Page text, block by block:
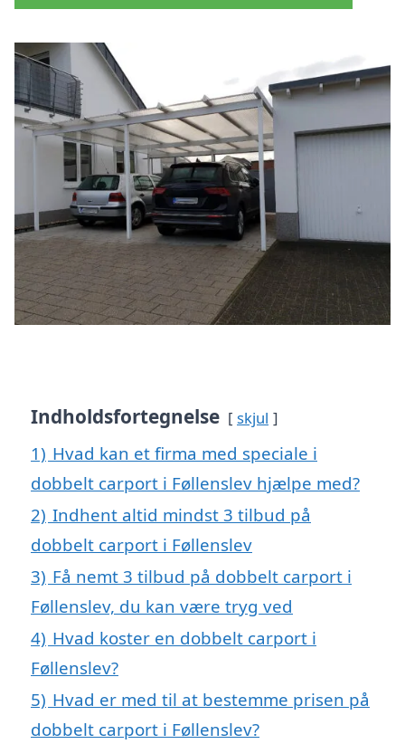
Indholdsfortegnelse skjul
1) Hvad kan et firma med speciale i
dobbelt carport i Føllenslev hjælpe med?
2) Indhent altid mindst 3 tilbud på
dobbelt carport i Føllenslev
3) Få nemt 3 tilbud på dobbelt carport i
Føllenslev, du kan være tryg ved
4) Hvad koster en dobbelt carport i
Føllenslev?
5) Hvad er med til at bestemme prisen på
dobbelt carport i Føllenslev?